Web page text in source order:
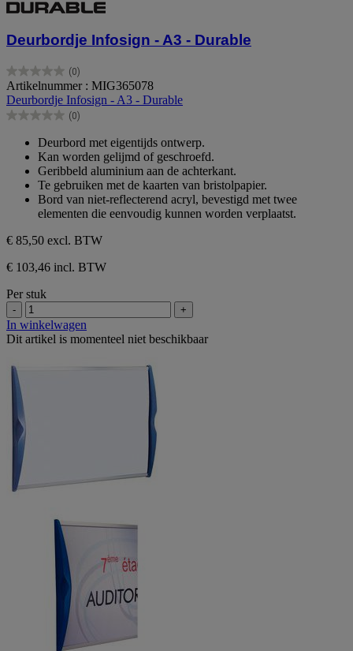
Deurbordje Infosign - A3 - Durable
(0)
0.0
van
de
5
Artikelnummer : MIG365078
Deurbordje Infosign - A3 - Durable
(0)
0.0
sterren.
Deurbord met eigentijds ontwerp.
Kan worden gelijmd of geschroefd.
Geribbeld aluminium aan de achterkant.
Te gebruiken met de kaarten van bristolpapier.
Bord van niet-reflecterend acryl, bevestigd met twee
elementen die eenvoudig kunnen worden verplaatst.
€ 85,50 excl. BTW
€ 103,46 incl. BTW
Per stuk
- +
In winkelwagen
Dit artikel is momenteel niet beschikbaar